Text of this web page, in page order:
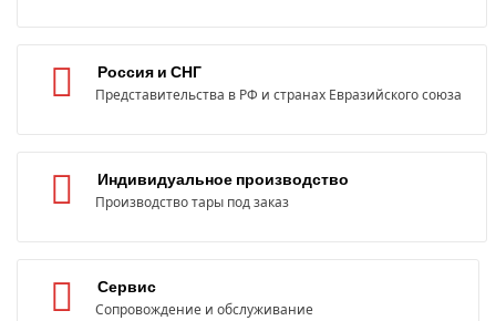
Россия и СНГ
Представительства в РФ и странах Евразийского союза
Индивидуальное производство
Производство тары под заказ
Сервис
Сопровождение и обслуживание